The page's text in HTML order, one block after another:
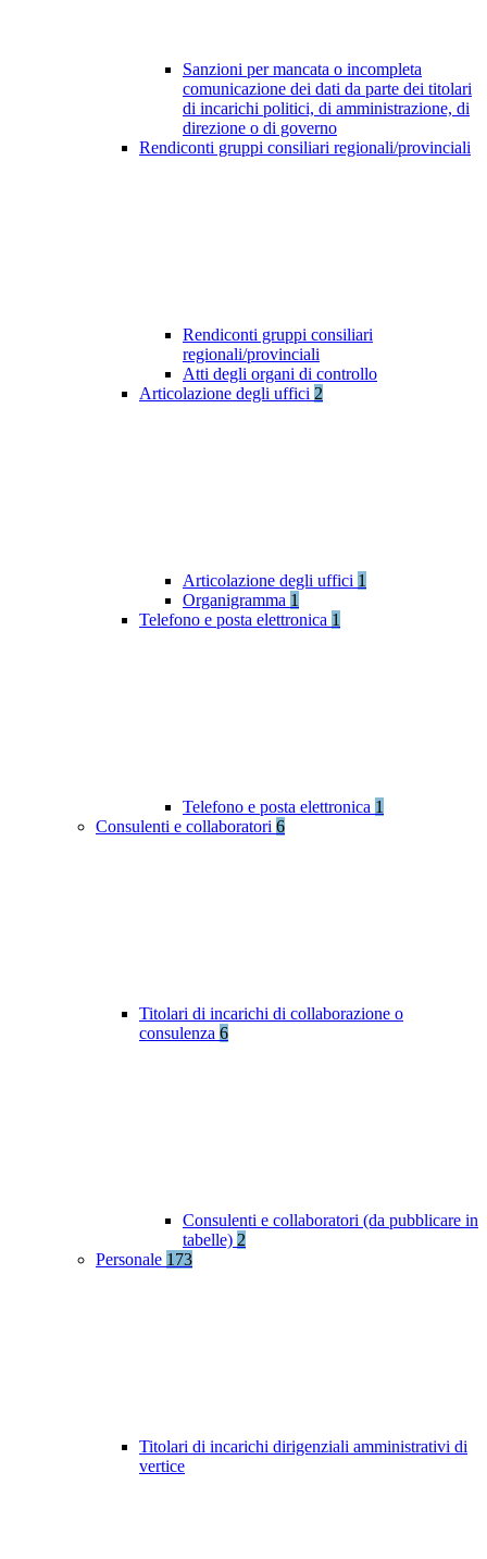
Sanzioni per mancata o incompleta
comunicazione dei dati da parte dei titolari
di incarichi politici, di amministrazione, di
direzione o di governo
Rendiconti gruppi consiliari regionali/provinciali
Rendiconti gruppi consiliari
regionali/provinciali
Atti degli organi di controllo
Articolazione degli uffici 2
Articolazione degli uffici 1
Organigramma 1
Telefono e posta elettronica 1
Telefono e posta elettronica 1
Consulenti e collaboratori 6
Titolari di incarichi di collaborazione o
consulenza 6
Consulenti e collaboratori (da pubblicare in
tabelle) 2
Personale 173
Titolari di incarichi dirigenziali amministrativi di
vertice